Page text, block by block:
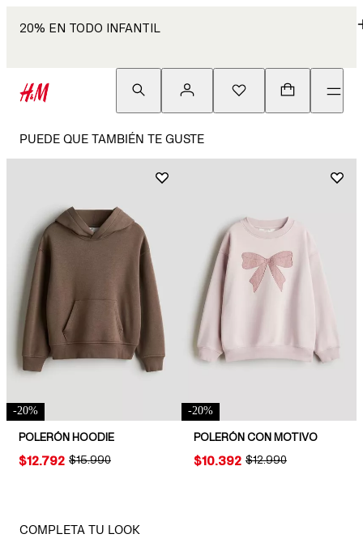
20% EN TODO INFANTIL
PUEDE QUE TAMBIÉN TE GUSTE
-20%
POLERÓN HOODIE
ORIGINAL PRICE:
$15.990
PRICE:
$12.792
-20%
POLERÓN CON MOTIVO
ORIGINAL PRICE:
$12.990
PRICE:
$10.392
COMPLETA TU LOOK